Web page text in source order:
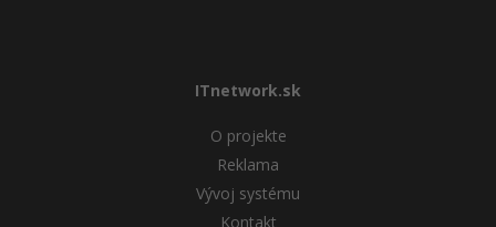
ITnetwork.sk
O projekte
Reklama
Vývoj systému
Kontakt